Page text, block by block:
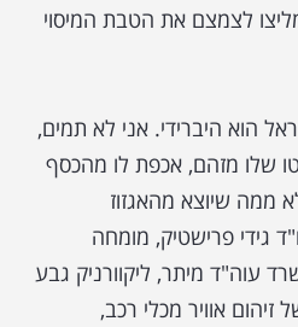
לצמצם את הטבת המיסוי
הוא היברידי. אני לא תמים,
שלו מזהם, אכפת לו מהכסף
ממה שיוצא מהאגזוז
גידי פרישטיק, מומחה
עוה"ד מיתר, ליקוורניק גבע
אוויר מכלי רכב,